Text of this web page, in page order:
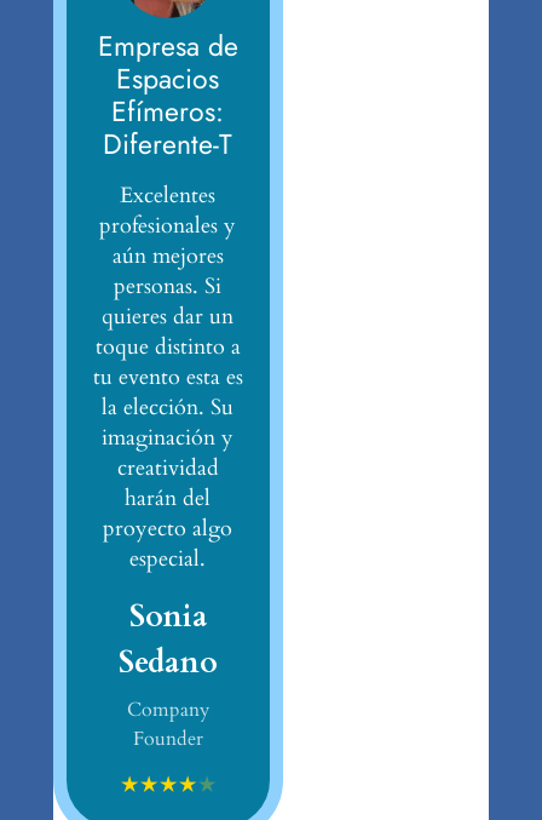
Empresa de
Espacios
Efímeros:
Diferente-T
Excelentes
profesionales y
aún mejores
personas. Si
quieres dar un
toque distinto a
tu evento esta es
la elección. Su
imaginación y
creatividad
harán del
proyecto algo
especial.
Sonia
Sedano
Company
Founder
★★★★★